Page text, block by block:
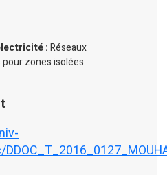
:Réseaux
zones isolées